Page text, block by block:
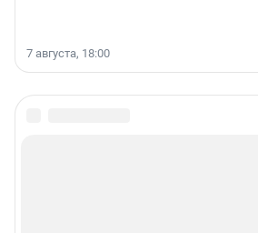
7 августа, 18:00